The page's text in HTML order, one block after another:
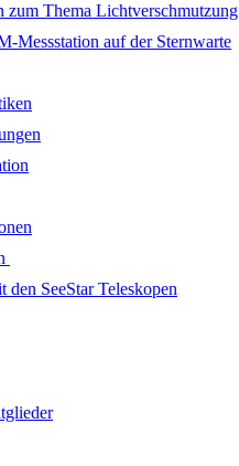
zum Thema Lichtverschmutzung
Messstation auf der Sternwarte
den SeeStar Teleskopen